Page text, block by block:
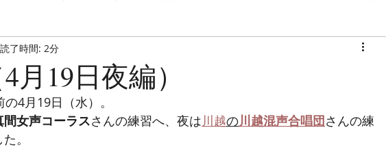
味 対新型コロナ
月19日夜編）
読了時間: 2分
4月19日（水）。
間女声コーラスさんの練習へ、夜は川越の川越混声合唱団さんの練
。